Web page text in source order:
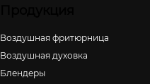
Воздушная фритюрница
Воздушная духовка
Блендеры